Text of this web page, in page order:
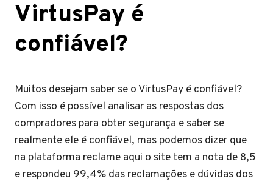
VirtusPay é
confiável?
Muitos desejam saber se o VirtusPay é confiável?
Com isso é possível analisar as respostas dos
compradores para obter segurança e saber se
realmente ele é confiável, mas podemos dizer que
na plataforma reclame aqui o site tem a nota de 8,5
e respondeu 99,4% das reclamações e dúvidas dos